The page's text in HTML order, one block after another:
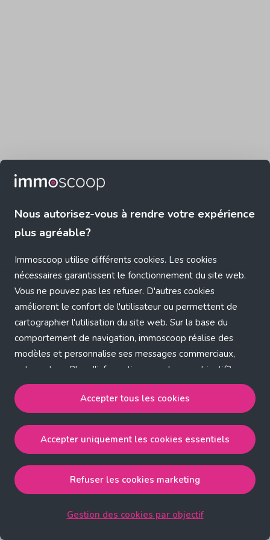
Nous autorisez-vous à rendre votre expérience
plus agréable?
Immoscoop utilise différents cookies. Les cookies
nécessaires garantissent le fonctionnement du site web.
Vous ne pouvez pas les refuser. D'autres cookies
améliorent le confort de l'utilisateur ou permettent de
cartographier l'utilisation du site web. Sur la base du
comportement de navigation, immoscoop réalise des
modèles et personnalise ses messages commerciaux,
entre autres. Plus d'informations sur chaque objectif?
Cliquez sur 'Gestion des cookies par objectif'.
Notre politique de cookies
Accepter tous les cookies
strictement nécessaires, performance, fonctionnalité et
publicité ciblée.
Accepter uniquement les cookies essentielsaccepte
les cookies strictement nécessaires.
Accepter tous les cookies
Accepter uniquement les cookies essentiels
Refuser les cookies marketing
Gestion des cookies par objectif
Application error: a client-side exception has occurred (see the
browser console for more information)